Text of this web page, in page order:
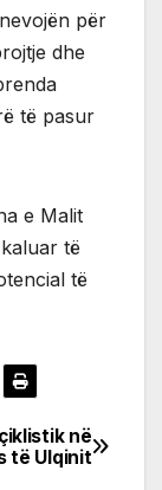
për
dhe
të pasur
e Malit
të
të
në
të Ulqinit